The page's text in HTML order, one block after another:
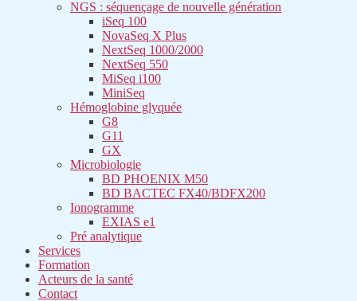
NGS : séquençage de nouvelle génération
iSeq 100
NovaSeq X Plus
NextSeq 1000/2000
NextSeq 550
MiSeq i100
MiniSeq
Hémoglobine glyquée
G8
G11
GX
Microbiologie
BD PHOENIX M50
BD BACTEC FX40/BDFX200
Ionogramme
EXIAS e1
Pré analytique
Services
Formation
Acteurs de la santé
Contact